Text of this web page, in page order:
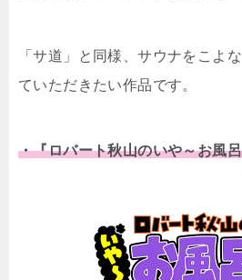
「サ道」と同様、サウナをこよ
ていただきたい作品です。
・『ロバート秋山のいや～お風